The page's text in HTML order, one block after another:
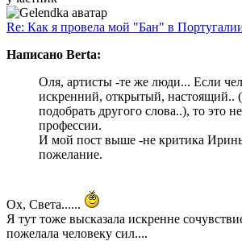
Re: Как я провела мой "Бан" в
Написано Berta:
Оля, артисты -те же люди... Если
искренний, открытый, настоящий..
подобрать другого слова..), то это
профессии.
И мой пост выше -не критика
пожелание.
Ох, Света......
Я тут тоже высказала искренне
пожелала человеку сил....